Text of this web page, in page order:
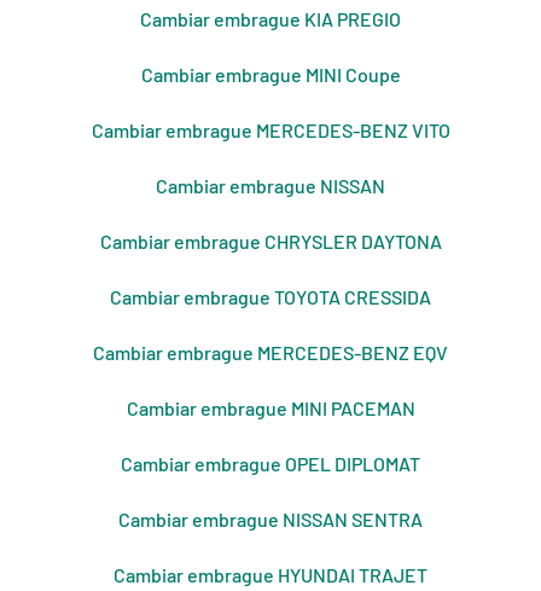
Cambiar embrague KIA PREGIO
Cambiar embrague MINI Coupe
Cambiar embrague MERCEDES-BENZ VITO
Cambiar embrague NISSAN
Cambiar embrague CHRYSLER DAYTONA
Cambiar embrague TOYOTA CRESSIDA
Cambiar embrague MERCEDES-BENZ EQV
Cambiar embrague MINI PACEMAN
Cambiar embrague OPEL DIPLOMAT
Cambiar embrague NISSAN SENTRA
Cambiar embrague HYUNDAI TRAJET